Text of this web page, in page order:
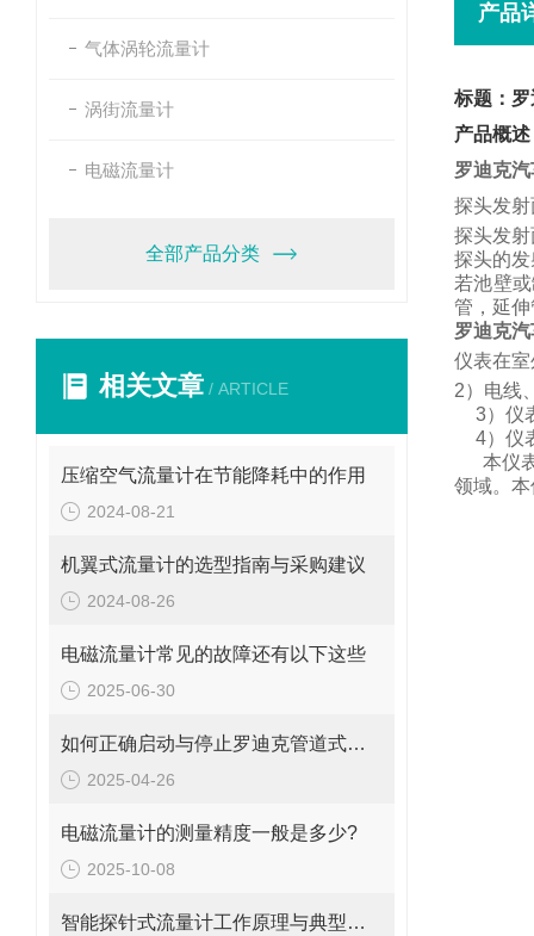
气体涡轮流量计
涡街流量计
电磁流量计
全部产品分类
相关文章 / ARTICLE
压缩空气流量计在节能降耗中的作用
2024-08-21
机翼式流量计的选型指南与采购建议
2024-08-26
电磁流量计常见的故障还有以下这些
2025-06-30
如何正确启动与停止罗迪克管道式流量计？操作要点要牢记
2025-04-26
电磁流量计的测量精度一般是多少?
2025-10-08
智能探针式流量计工作原理与典型应用
产品
标题：
产品概述
罗迪克
探头发
探头发
探头的
若池壁
管， 延
罗迪克
仪表在
2）电线
3）仪
4）仪
本仪
领域。 本